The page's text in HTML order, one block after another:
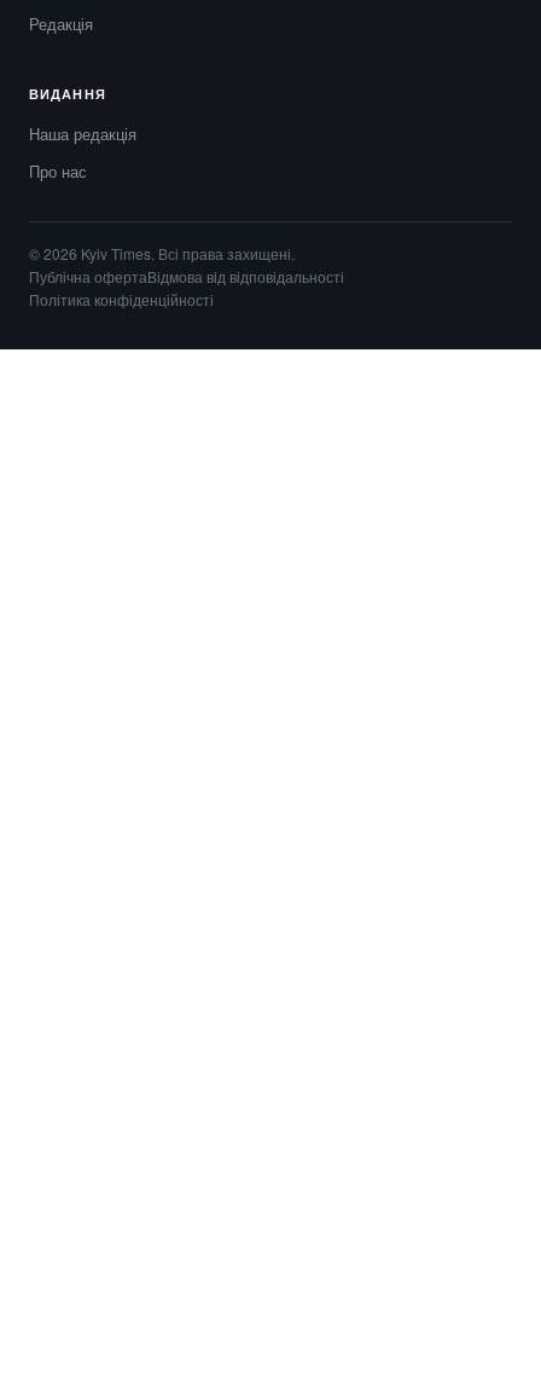
Редакція
ВИДАННЯ
Наша редакція
Про нас
© 2026 Kyiv Times. Всі права захищені.
Публічна офертаВідмова від відповідальності
Політика конфіденційності